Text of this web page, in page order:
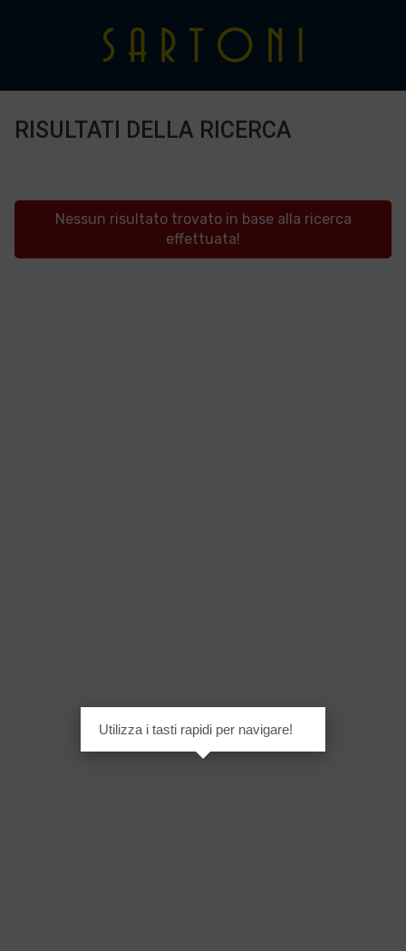
RISULTATI DELLA RICERCA
Nessun risultato trovato in base alla ricerca
effettuata!
Utilizza i tasti rapidi per navigare!